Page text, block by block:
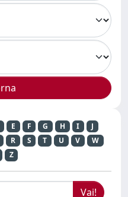
E F G H I
J
R S T U V
W
Z